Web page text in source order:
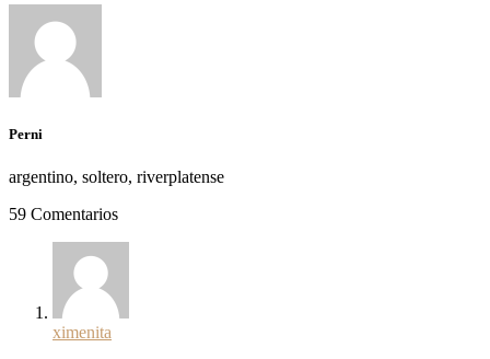
Perni
argentino, soltero, riverplatense
59 Comentarios
ximenita